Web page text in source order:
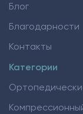
Блог
Благодарности
Контакты
Категории